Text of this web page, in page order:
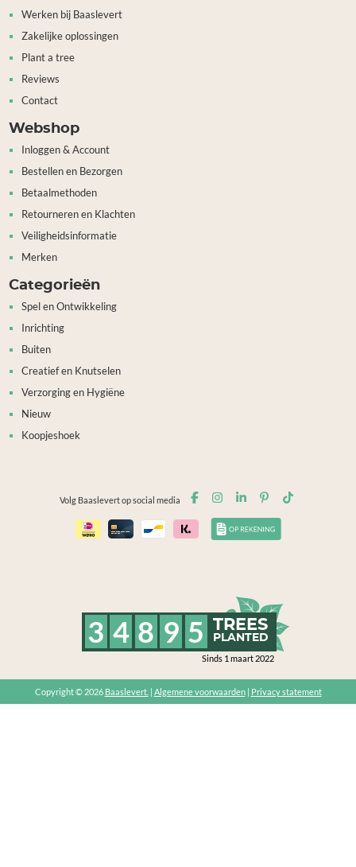
Werken bij Baaslevert
Zakelijke oplossingen
Plant a tree
Reviews
Contact
Webshop
Inloggen & Account
Bestellen en Bezorgen
Betaalmethoden
Retourneren en Klachten
Veiligheidsinformatie
Merken
Categorieën
Spel en Ontwikkeling
Inrichting
Buiten
Creatief en Knutselen
Verzorging en Hygiëne
Nieuw
Koopjeshoek
Volg Baaslevert op social media
3 4 8 9 5 TREES
PLANTED
Sinds 1 maart 2022
Copyright © 2026 Baaslevert. | Algemene voorwaarden| Privacy statement